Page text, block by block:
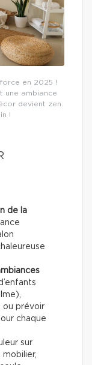
en 2025 !
une ambiance
devient zen.
!
de la
ou prévoir
chaque
sur
mobilier,